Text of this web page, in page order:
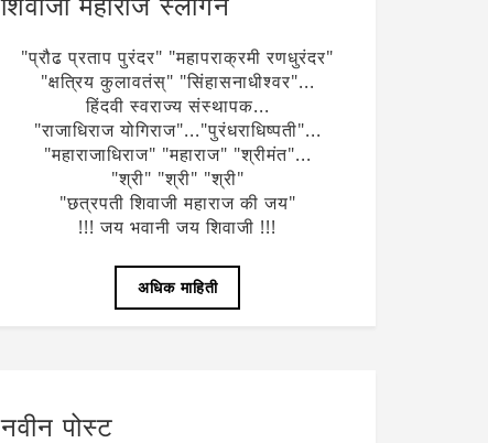
शिवाजी महाराज स्लोगन
"प्रौढ प्रताप पुरंदर" "महापराक्रमी रणधुरंदर"
"क्षत्रिय कुलावतंस्" "सिंहासनाधीश्वर"...
हिंदवी स्वराज्य संस्थापक...
"राजाधिराज योगिराज"..."पुरंधराधिष्पती"...
"महाराजाधिराज" "महाराज" "श्रीमंत"...
"श्री" "श्री" "श्री"
"छत्रपती शिवाजी महाराज की जय"
!!! जय भवानी जय शिवाजी !!!
अधिक माहिती
नवीन पोस्ट